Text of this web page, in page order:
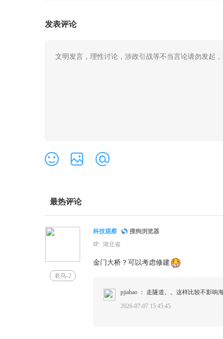
发表评论
最热评论
老鸟-2
科技观察
搜狗浏览器
IP: 湖北省
金门大桥？可以考虑修建
pjiahao ： 走隧道。。这样比较不影响
2026-07-07 15:45:45